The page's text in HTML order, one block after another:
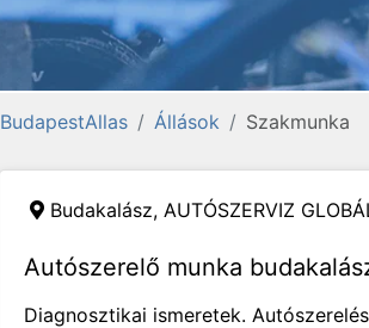
BudapestAllas Állások Szakmunka
Budakalász, AUTÓSZERVIZ
Autószerelő munka
Diagnosztikai ismeretek.